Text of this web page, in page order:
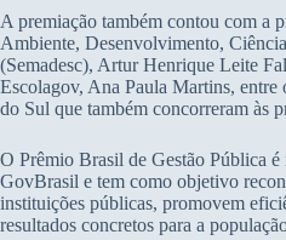
A premiação também contou com a
Ambiente, Desenvolvimento,
(Semadesc), Artur Henrique Leite
Escolagov, Ana Paula Martins, entre
do Sul que também concorreram às
O Prêmio Brasil de Gestão Pública
GovBrasil e tem como objetivo
instituições públicas, promovem
resultados concretos para a